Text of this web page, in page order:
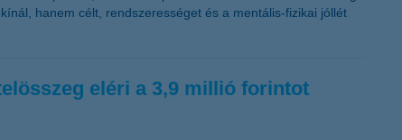
hanem célt, rendszerességet és a mentális-fizikai jóllét
eléri a 3,9 millió forintot